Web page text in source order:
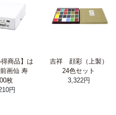
得商品】は
画仙 寿
枚
円
吉祥 顔彩（上製）
24色セット
3,322円